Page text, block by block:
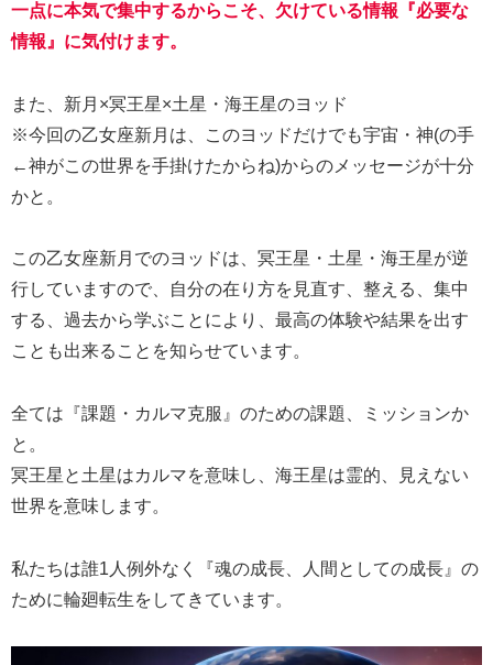
一点に本気で集中するからこそ、欠けている情報『必要な
情報』に気付けます。
また、新月×冥王星×土星・海王星のヨッド
※今回の乙女座新月は、このヨッドだけでも宇宙・神(の手
←神がこの世界を手掛けたからね)からのメッセージが十分
かと。
この乙女座新月でのヨッドは、冥王星・土星・海王星が逆
行していますので、自分の在り方を見直す、整える、集中
する、過去から学ぶことにより、最高の体験や結果を出す
ことも出来ることを知らせています。
全ては『課題・カルマ克服』のための課題、ミッションか
と。
冥王星と土星はカルマを意味し、海王星は霊的、見えない
世界を意味します。
私たちは誰1人例外なく『魂の成長、人間としての成長』の
ために輪廻転生をしてきています。